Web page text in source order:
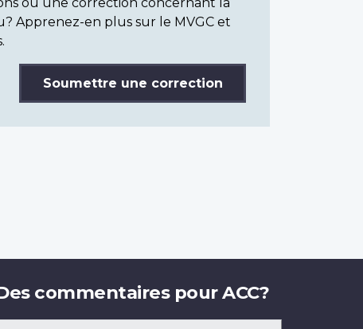
Apprenez-en plus sur le MVGC et
Soumettre une correction
commentaires pour ACC?